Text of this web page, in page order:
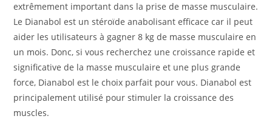
extrêmement important dans la prise de masse musculaire.
Le Dianabol est un stéroïde anabolisant efficace car il peut
aider les utilisateurs à gagner 8 kg de masse musculaire en
un mois. Donc, si vous recherchez une croissance rapide et
significative de la masse musculaire et une plus grande
force, Dianabol est le choix parfait pour vous. Dianabol est
principalement utilisé pour stimuler la croissance des
muscles.